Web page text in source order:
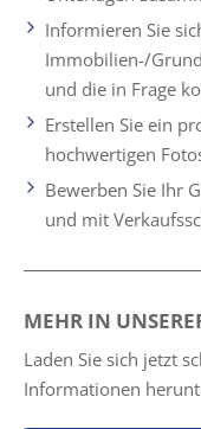
Informieren Sie
Immobilien-/
und die in Frage
Erstellen Sie ein
hochwertigen
Bewerben Sie Ihr
und mit
MEHR IN
Laden Sie sich jetzt
Informationen